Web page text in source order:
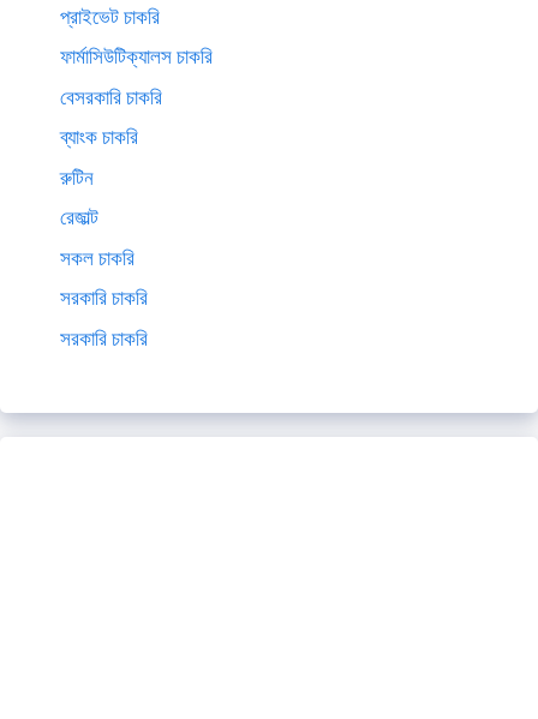
প্রাইভেট চাকরি
ফার্মাসিউটিক্যালস চাকরি
বেসরকারি চাকরি
ব্যাংক চাকরি
রুটিন
রেজাল্ট
সকল চাকরি
সরকারি চাকরি
সরকারি চাকরি